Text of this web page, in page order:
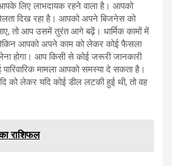
लिए लाभदायक रहने वाला है। आपको
दिख रहा है। आपको अपने बिजनेस को
तो आप उसमें तुरंत आगे बढ़ें। धार्मिक कामों में
आपको अपने काम को लेकर कोई फैसला
होगा। आप किसी से कोई जरूरी जानकारी
मामला आपको समस्या दे सकता है।
को लेकर यदि कोई डील लटकी हुई थी, तो वह
राशिफल